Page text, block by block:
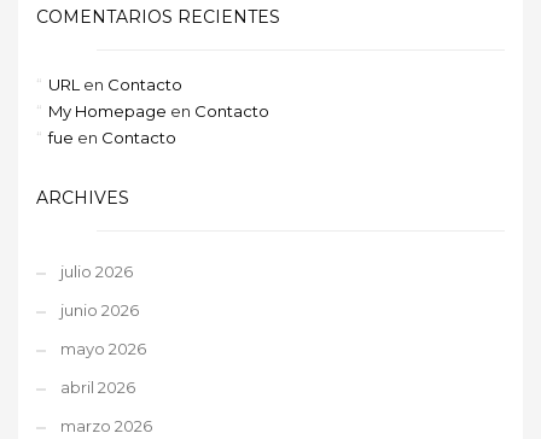
COMENTARIOS RECIENTES
URL en Contacto
My Homepage en Contacto
fue en Contacto
ARCHIVES
julio 2026
junio 2026
mayo 2026
abril 2026
marzo 2026